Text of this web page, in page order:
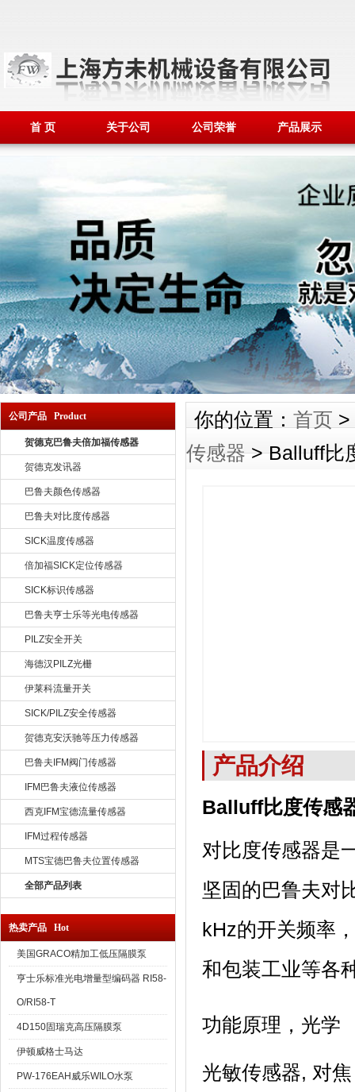
首 页 关于公司 公司荣誉 产品展示
公司产品 Product
贺德克巴鲁夫倍加福传感器
贺德克发讯器
巴鲁夫颜色传感器
巴鲁夫对比度传感器
SICK温度传感器
倍加福SICK定位传感器
SICK标识传感器
巴鲁夫亨士乐等光电传感器
PILZ安全开关
海德汉PILZ光栅
伊莱科流量开关
SICK/PILZ安全传感器
贺德克安沃驰等压力传感器
巴鲁夫IFM阀门传感器
IFM巴鲁夫液位传感器
西克IFM宝德流量传感器
IFM过程传感器
MTS宝德巴鲁夫位置传感器
全部产品列表
热卖产品 Hot
美国GRACO精加工低压隔膜泵
亨士乐标准光电增量型编码器 RI58-
O/RI58-T
4D150固瑞克高压隔膜泵
伊顿威格士马达
PW-176EAH威乐WILO水泵
你的位置： 首页 >
传感器> Balluff比
产品介绍
Balluff比度传感
对比度传感器是
坚固的巴鲁夫对
kHz的开关频率
和包装工业等各
功能原理，光学
光敏传感器, 对焦